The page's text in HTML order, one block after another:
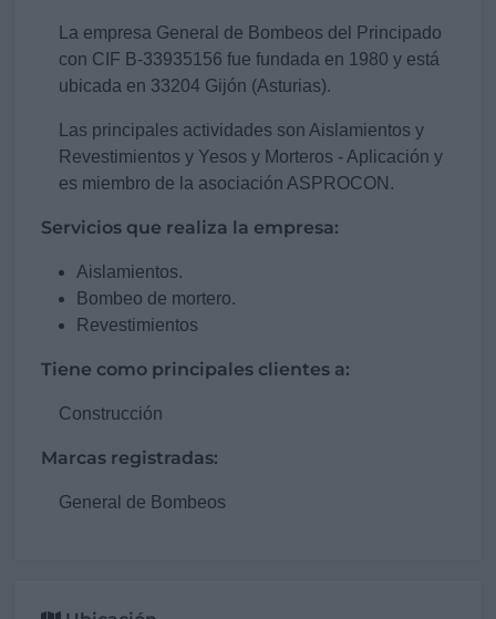
La empresa General de Bombeos del Principado
con CIF B-33935156 fue fundada en 1980 y está
ubicada en 33204 Gijón (Asturias).
Las principales actividades son Aislamientos y
Revestimientos y Yesos y Morteros - Aplicación y
es miembro de la asociación ASPROCON.
Servicios que realiza la empresa:
Aislamientos.
Bombeo de mortero.
Revestimientos
Tiene como principales clientes a:
Construcción
Marcas registradas:
General de Bombeos